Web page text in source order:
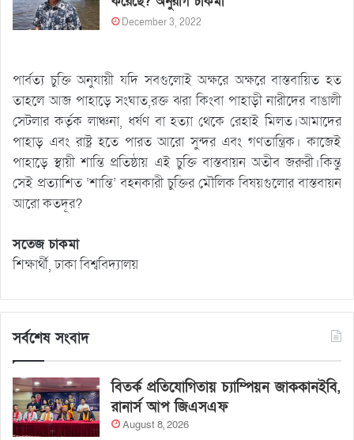
December 3, 2022
পার্বত্য চুক্তি অনুযায়ী যদি সবগুলোই অক্ষরে অক্ষরে বাস্তবায়িত হত
তাহলে আজ পাহাড়ে সংঘাত,রক্ত ঝরা কিংবা পাহাড়ী নারীদের বাঙালী
সেটলার কর্তৃক লাঞ্চনা, ধর্ষণ বা হত্যা থেকে রেহাই মিলত।আমাদের
পাহাড় এবং রাষ্ট্র হতে পারত আরো সুন্দর এবং গণতান্ত্রিক। কাজেই
পাহাড়ে স্থায়ী শান্তি প্রতিষ্ঠায় এই চুক্তি বাস্তবায়ন অতীব জরুরী।কিন্তু
সেই প্রত্যাশিত ‘শান্তি’ বহনকারী চুক্তির মৌলিক বিষয়গুলোর বাস্তবায়ন
আরো কতদূর?
সতেজ চাকমা
শিক্ষার্থী, ঢাকা বিশ্ববিদ্যালয়
সর্বশেষ সংবাদ
বিতর্ক প্রতিযোগিতায় চ্যাম্পিয়ন জাককানইবি,
রানার্স আপ জিএসএফ
August 8, 2026